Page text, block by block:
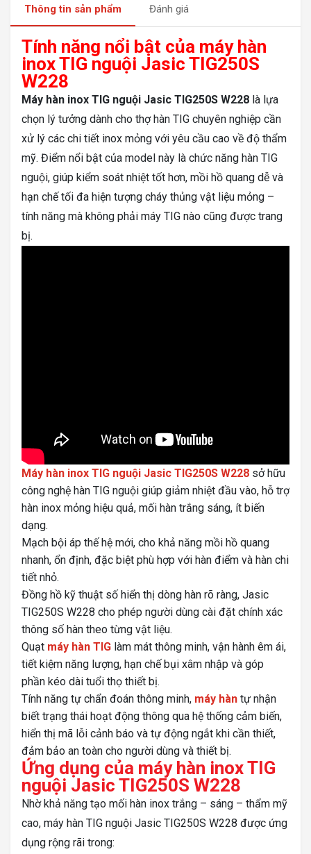
Thông tin sản phẩm Đánh giá
Tính năng nổi bật của máy hàn
inox TIG nguội Jasic TIG250S
W228
Máy hàn inox TIG nguội Jasic TIG250S W228 là lựa
chọn lý tưởng dành cho thợ hàn TIG chuyên nghiệp cần
xử lý các chi tiết inox mỏng với yêu cầu cao về độ thẩm
mỹ. Điểm nổi bật của model này là chức năng hàn TIG
nguội, giúp kiểm soát nhiệt tốt hơn, mồi hồ quang dễ và
hạn chế tối đa hiện tượng cháy thủng vật liệu mỏng –
tính năng mà không phải máy TIG nào cũng được trang
bị.
Máy hàn inox TIG nguội Jasic TIG250S W228 sở hữu
công nghệ hàn TIG nguội giúp giảm nhiệt đầu vào, hỗ trợ
hàn inox mỏng hiệu quả, mối hàn trắng sáng, ít biến
dạng.
Mạch bội áp thế hệ mới, cho khả năng mồi hồ quang
nhanh, ổn định, đặc biệt phù hợp với hàn điểm và hàn chi
tiết nhỏ.
Đồng hồ kỹ thuật số hiển thị dòng hàn rõ ràng, Jasic
TIG250S W228 cho phép người dùng cài đặt chính xác
thông số hàn theo từng vật liệu.
Quạt máy hàn TIG làm mát thông minh, vận hành êm ái,
tiết kiệm năng lượng, hạn chế bụi xâm nhập và góp
phần kéo dài tuổi thọ thiết bị.
Tính năng tự chẩn đoán thông minh, máy hàn tự nhận
biết trạng thái hoạt động thông qua hệ thống cảm biến,
hiển thị mã lỗi cảnh báo và tự động ngắt khi cần thiết,
đảm bảo an toàn cho người dùng và thiết bị.
Ứng dụng của máy hàn inox TIG
nguội Jasic TIG250S W228
Nhờ khả năng tạo mối hàn inox trắng – sáng – thẩm mỹ
cao, máy hàn TIG nguội Jasic TIG250S W228 được ứng
dụng rộng rãi trong: